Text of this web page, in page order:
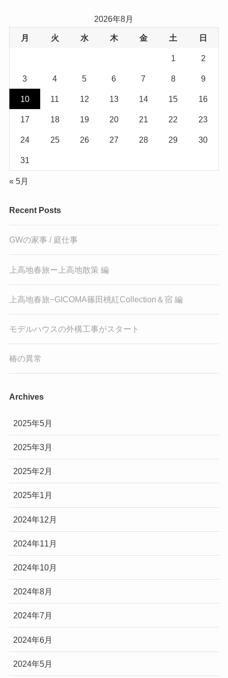
2026年8月
月 火 水 木 金 土 日
1 2
3 4 5 6 7 8 9
10 11 12 13 14 15 16
17 18 19 20 21 22 23
24 25 26 27 28 29 30
31
« 5月
Recent Posts
GWの家事 / 庭仕事
上高地春旅ー上高地散策 編
上高地春旅−GICOMA篠田桃紅Collection＆宿 編
モデルハウスの外構工事がスタート
椿の異常
Archives
2025年5月
2025年3月
2025年2月
2025年1月
2024年12月
2024年11月
2024年10月
2024年8月
2024年7月
2024年6月
2024年5月